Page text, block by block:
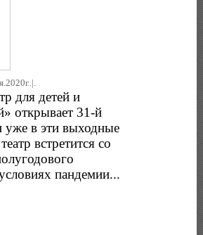
для детей и
открывает 31-й
уже в эти выходные
встретится со
пандемии...